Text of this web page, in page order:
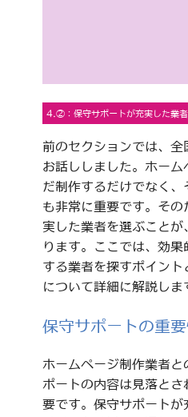
4.②：保守サポートが充実した業
前のセクションでは、
お話ししました。ホー
だ制作するだけでなく
も非常に重要です。そ
実した業者を選ぶこと
ります。ここでは、効
する業者を探すポイン
について詳細に解説しま
保守サポートの重
ホームページ制作業者
ポートの内容は見落と
要です。保守サポート